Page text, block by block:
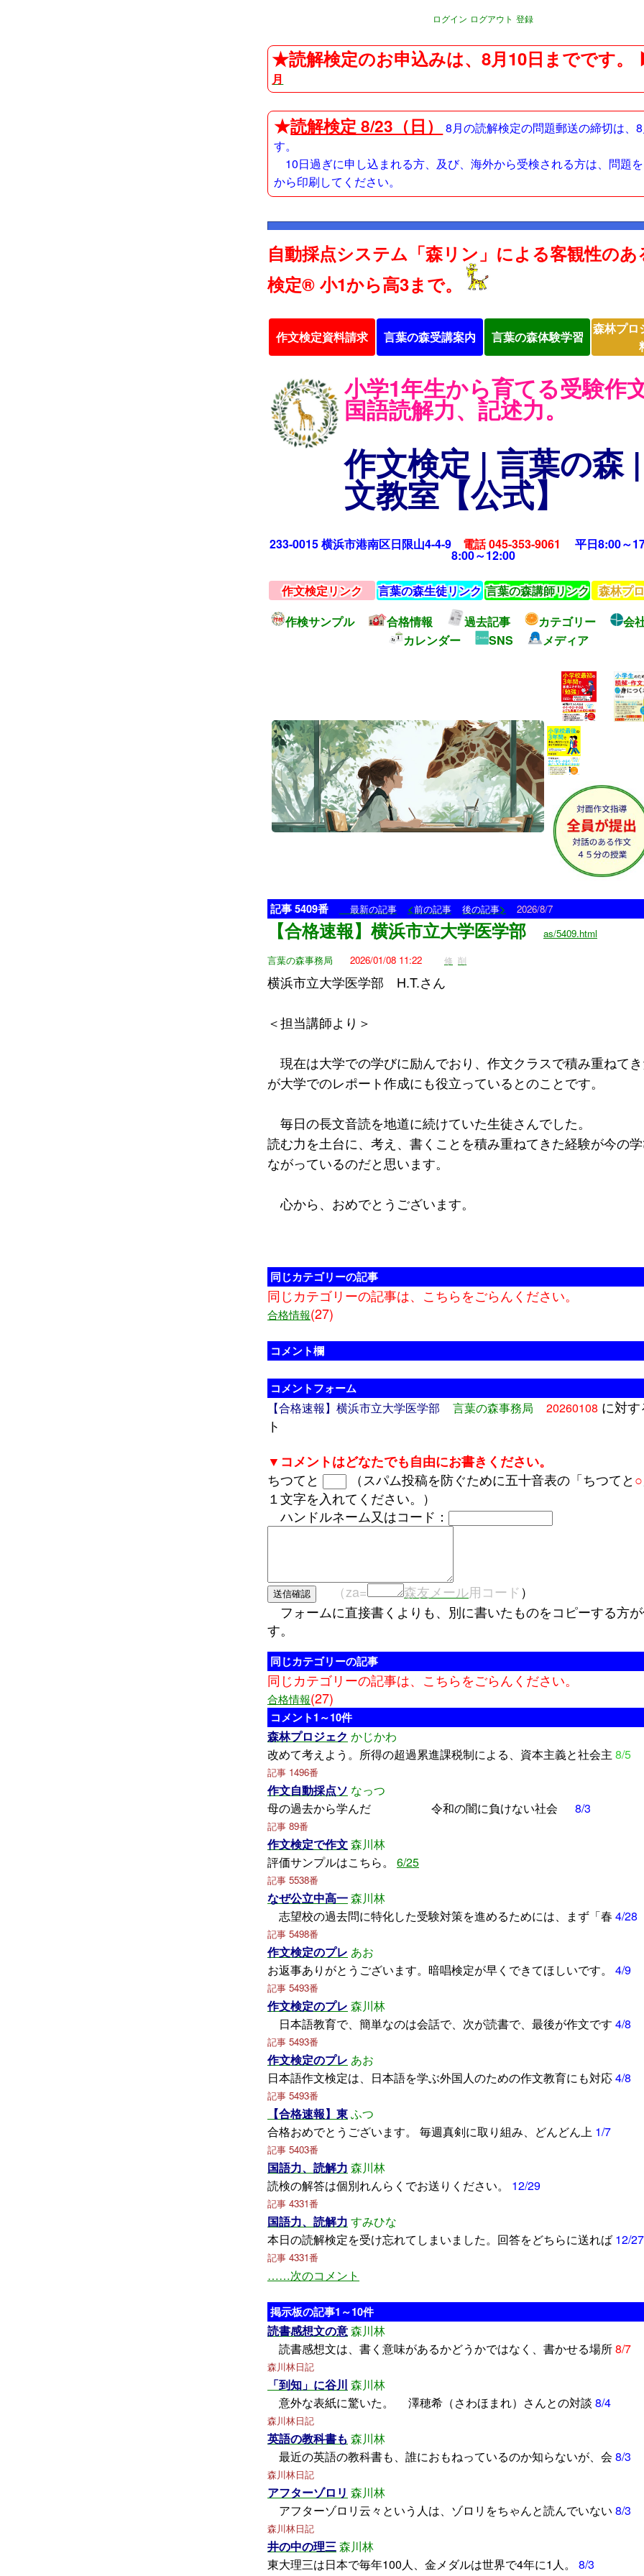
ログイン ログアウト 登録
★読解検定のお申込みは、8月10日までです
月
★読解検定 8/23（日）
8月の読解検定の問題郵送の締切は、
す。
10日過ぎに申し込まれる方、及び、海外から受検される方は、問題
から印刷してください。
自動採点システム「森リン」による客観性のあ
検定® 小1から高3まで。
作文検定資料請求 言葉の森受講案内 言葉の森体験学習
森林プロ
小学1年生から育てる受験作
国語読解力、記述力。
作文検定 | 言葉の森
文教室【公式】
233-0015 横浜市港南区日限山4-4-9 電話 045-353-9061 平日8:00～
8:00～12:00
作文検定リンク 言葉の森生徒リンク 言葉の森講師リンク 森林プ
作検サンプル
合格情報 過去記事 カテゴリー
会
カレンダー
SNS メディア
記事 5409番 最新の記事 <前の記事 後の記事> 2026/8/7
【合格速報】横浜市立大学医学部
as/5409.html
言葉の森事務局
2026/01/08 11:22 修 削
横浜市立大学医学部 H.T.さん
＜担当講師より＞
現在は大学での学びに励んでおり、作文クラスで積み重ねて
が大学でのレポート作成にも役立っているとのことです。
毎日の長文音読を地道に続けていた生徒さんでした。
読む力を土台に、考え、書くことを積み重ねてきた経験が今の
ながっているのだと思います。
心から、おめでとうございます。
同じカテゴリーの記事
同じカテゴリーの記事は、こちらをごらんください。
合格情報(27)
コメント欄
コメントフォーム
【合格速報】横浜市立大学医学部 言葉の森事務局 20260108 に対
ト
▼コメントはどなたでも自由にお書きください。
ちつてと
（スパム投稿を防ぐために五十音表の「ちつてと○
１文字を入れてください。）
ハンドルネーム又はコード：
（za= 森友メール用コード）
フォームに直接書くよりも、別に書いたものをコピーする方
す。
同じカテゴリーの記事
同じカテゴリーの記事は、こちらをごらんください。
合格情報(27)
コメント1～10件
森林プロジェク かじかわ
改めて考えよう。所得の超過累進課税制による、資本主義と社会主 8/5
記事 1496番
作文自動採点ソ なっつ
母の過去から学んだ 令和の闇に負けない社会
8/3
記事 89番
作文検定で作文森川林
評価サンプルはこちら。 6/25
記事 5538番
なぜ公立中高一森川林
志望校の過去問に特化した受験対策を進めるためには、まず「春 4/28
記事 5498番
作文検定のプレ あお
お返事ありがとうございます。暗唱検定が早くできてほしいです。
4/9
記事 5493番
作文検定のプレ 森川林
日本語教育で、簡単なのは会話で、次が読書で、最後が作文です 4/8
記事 5493番
作文検定のプレ あお
日本語作文検定は、日本語を学ぶ外国人のための作文教育にも対応4/8
記事 5493番
【合格速報】東ふつ
合格おめでとうございます。 毎週真剣に取り組み、どんどん上 1/7
記事 5403番
国語力、読解力 森川林
読検の解答は個別れんらくでお送りください。
12/29
記事 4331番
国語力、読解力 すみひな
本日の読解検定を受け忘れてしまいました。回答をどちらに送れば 12/27
記事 4331番
……次のコメント
掲示板の記事1～10件
読書感想文の意森川林
読書感想文は、書く意味があるかどうかではなく、書かせる場所8/7
森川林日記
「到知」に谷川 森川林
意外な表紙に驚いた。 澤穂希（さわほまれ）さんとの対談 8/4
森川林日記
英語の教科書も 森川林
最近の英語の教科書も、誰におもねっているのか知らないが、会 8/3
森川林日記
アフターゾロリ 森川林
アフターゾロリ云々という人は、ゾロリをちゃんと読んでいない 8/3
森川林日記
井の中の理三森川林
東大理三は日本で毎年100人、金メダルは世界で4年に1人。 8/3